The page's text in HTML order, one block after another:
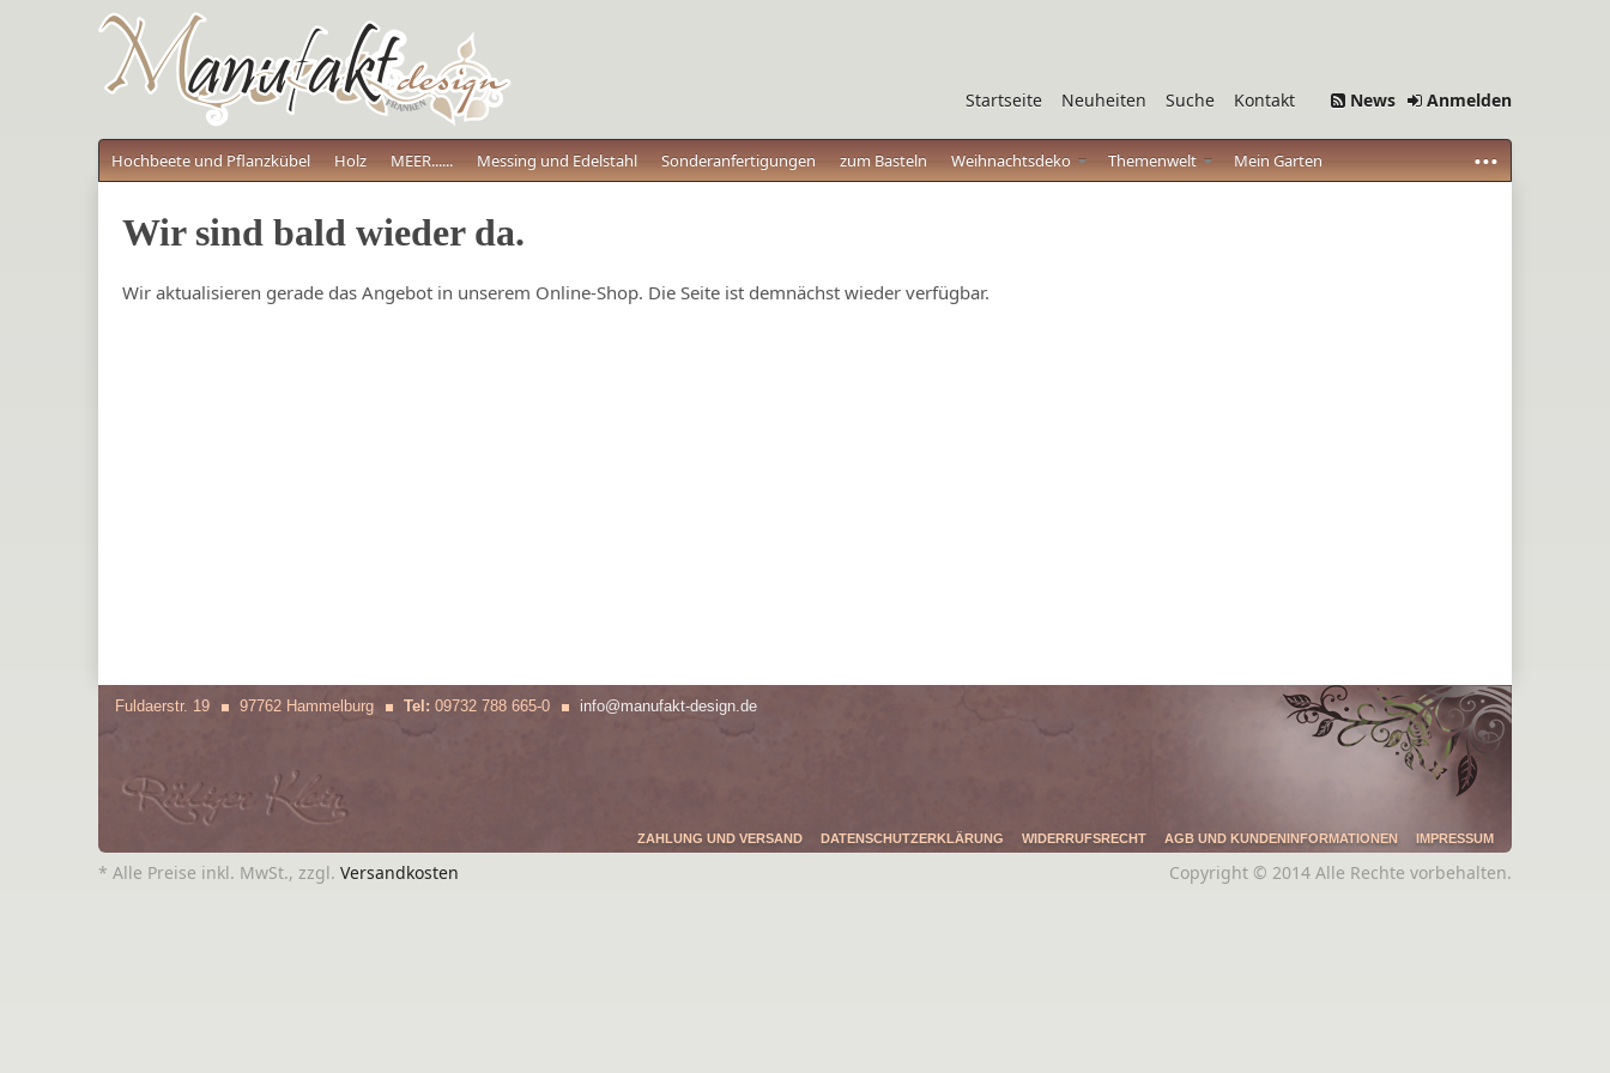
Startseite Neuheiten Suche Kontakt News Anmelden
Hochbeete und Pflanzkübel Holz MEER...... Messing und Edelstahl Sonderanfertigungen zum Basteln Weihnachtsdeko Themenwelt Mein Garten ...
Wir sind bald wieder da.
Wir aktualisieren gerade das Angebot in unserem Online-Shop. Die Seite ist demnächst wieder verfügbar.
Fuldaerstr. 19 97762 Hammelburg Tel: 09732 788 665-0 info@manufakt-design.de
ZAHLUNG UND VERSAND DATENSCHUTZERKLÄRUNG WIDERRUFSRECHT AGB UND KUNDENINFORMATIONEN IMPRESSUM
* Alle Preise inkl. MwSt., zzgl. Versandkosten Copyright © 2014 Alle Rechte vorbehalten.